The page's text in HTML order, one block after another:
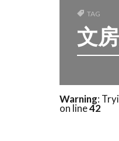
TAG
文
Warning:
on line42